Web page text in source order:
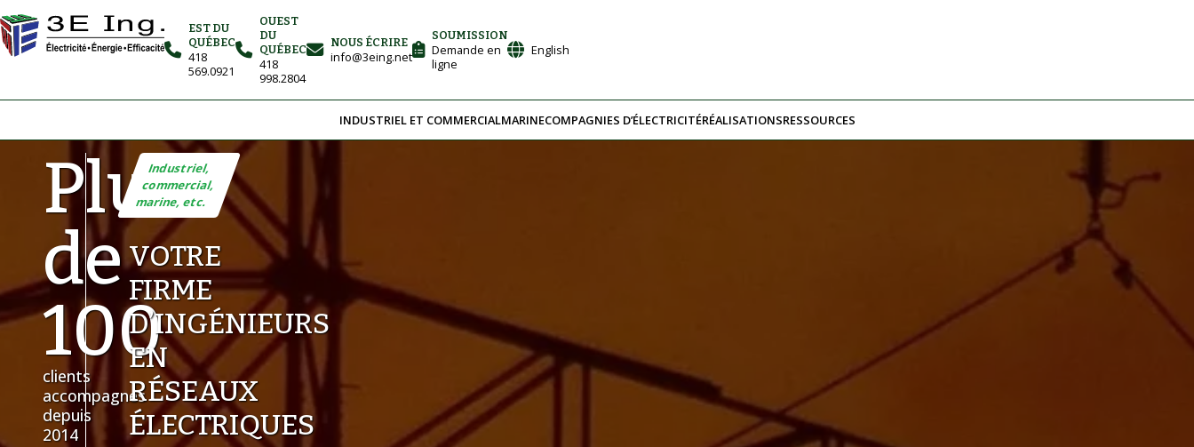
EST DU
QUÉBEC
418
569.0921
OUEST
DU
QUÉBEC
418
998.2804
NOUS ÉCRIRE
info@3eing.net
SOUMISSION
Demande en
ligne
English
INDUSTRIEL ET COMMERCIALMARINECOMPAGNIES D’ÉLECTRICITÉRÉALISATIONSRESSOURCES
Plus
de
100
clients
accompagnés
depuis
2014
Industriel,
commercial,
marine, etc.
VOTRE
FIRME
D’INGÉNIEURS
EN
RÉSEAUX
ÉLECTRIQUES